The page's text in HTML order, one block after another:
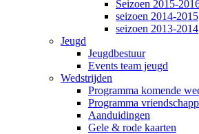
Seizoen 2015-
seizoen 2014-2015
seizoen 2013-2014
Jeugd
Jeugdbestuur
Events team jeugd
Wedstrijden
Programma komende
Programma
Aanduidingen
Gele & rode kaarten